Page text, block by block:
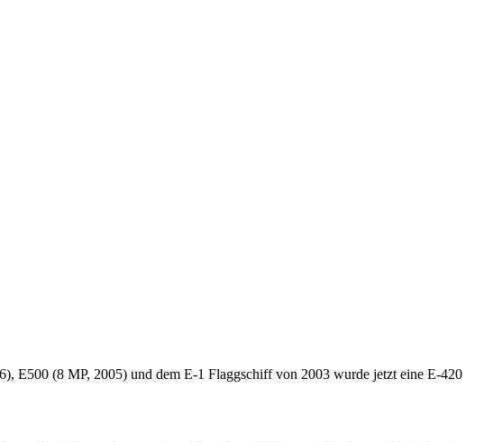
E500 (8 MP, 2005) und dem E-1 Flaggschiff von 2003 wurde jetzt eine E-420